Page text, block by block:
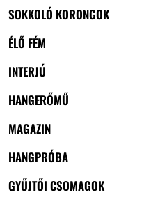
SOKKOLÓ KORONGOK
ÉLŐ FÉM
INTERJÚ
HANGERŐMŰ
MAGAZIN
HANGPRÓBA
GYŰJTŐI CSOMAGOK